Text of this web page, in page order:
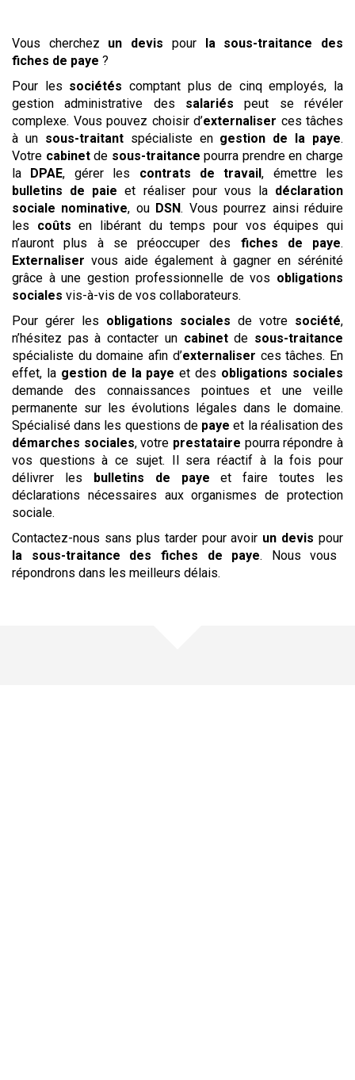
Vous cherchez un devis pour la sous-traitance
des
fiches de paye ?
Pour les sociétés comptant plus de cinq employés, la
gestion administrative des salariés peut se révéler
complexe. Vous pouvez choisir d’externaliser ces tâches
à un sous-traitantspécialiste en gestion de la paye.
Votre cabinetde sous-traitance pourra prendre en charge
la DPAE, gérer les contrats de travail, émettre les
bulletins de paie et réaliser pour vous la déclaration
sociale nominative, ou DSN. Vous pourrez ainsi réduire
les coûts en libérant du temps pour vos équipes qui
n’auront plus à se préoccuper des fiches de paye.
Externaliser vous aide également à gagner en sérénité
grâce à une gestion professionnelle de vos obligations
sociales vis-à-vis de vos collaborateurs.
Pour gérer les obligations sociales de votre société,
n’hésitez pas à contacter un cabinetde sous-traitance
spécialiste du domaine afin d’externaliser ces tâches. En
effet, la gestion de la paye et des obligations sociales
demande des connaissances pointues et une veille
permanente sur les évolutions légales dans le domaine.
Spécialisé dans les questions de paye et la réalisation des
démarches sociales, votre prestataire pourra répondre à
vos questions à ce sujet. Il sera réactif à la fois pour
délivrer les bulletins de paye et faire toutes les
déclarations nécessaires aux organismes de protection
sociale.
Contactez-nous sans plus tarder pour avoir un devis pour
la sous-traitance
des fiches de paye. Nous vous
répondrons dans les meilleurs délais.